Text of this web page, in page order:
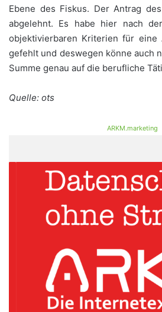
Ebene des Fiskus. Der Antrag
abgelehnt. Es habe hier nach
objektivierbaren Kriterien für eine
gefehlt und deswegen könne auch
Summe genau auf die berufliche
Quelle: ots
ARKM.marketing